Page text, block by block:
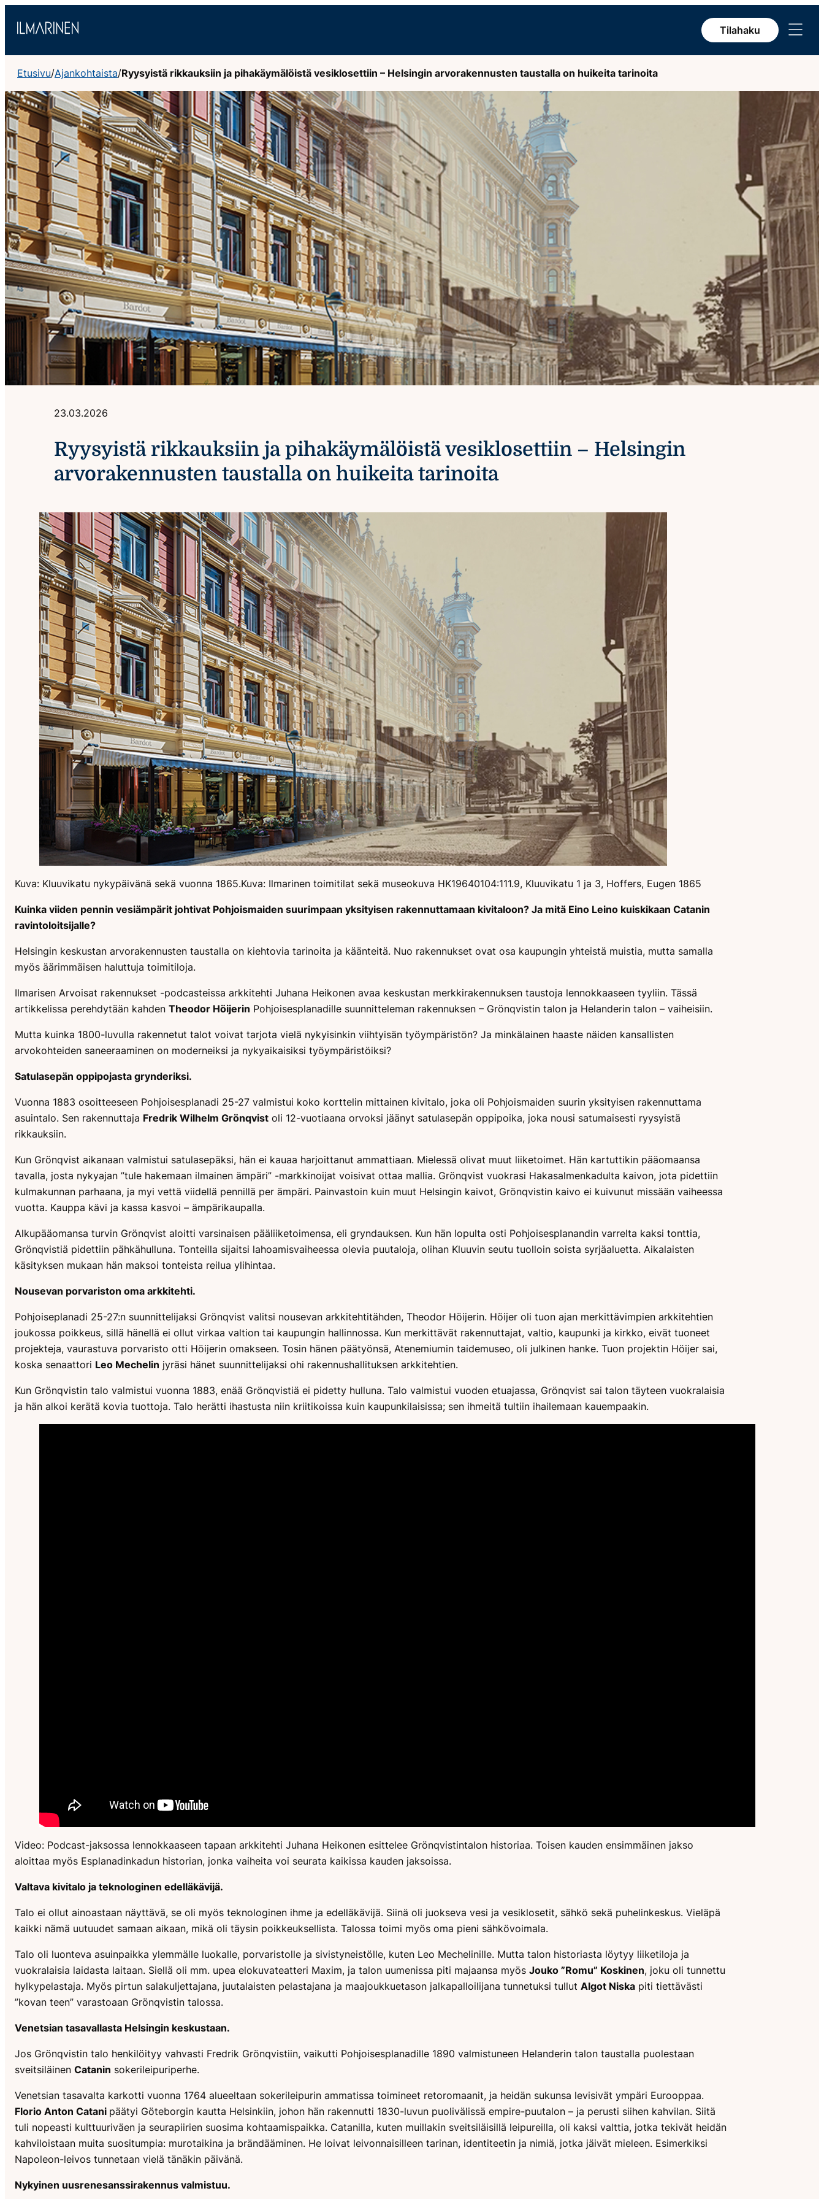
sisältöön
Tilahaku
Avaa
valikko
Etusivu/Ajankohtaista/Ryysyistä rikkauksiin ja pihakäymälöistä vesiklosettiin – Helsingin arvorakennusten taustalla on huikeita tarinoita
Ryysyistä rikkauksiin ja pihakäymälöistä vesiklosettiin – Helsingin
arvorakennusten taustalla on huikeita tarinoita
23.03.2026
Kuva: Kluuvikatu nykypäivänä sekä vuonna 1865.Kuva: Ilmarinen toimitilat sekä museokuva HK19640104:111.9, Kluuvikatu 1 ja 3, Hoffers, Eugen 1865
Kuinka viiden pennin vesiämpärit johtivat Pohjoismaiden suurimpaan yksityisen rakennuttamaan kivitaloon? Ja mitä Eino Leino kuiskikaan Catanin
ravintoloitsijalle?
Helsingin keskustan arvorakennusten taustalla on kiehtovia tarinoita ja käänteitä. Nuo rakennukset ovat osa kaupungin yhteistä muistia, mutta samalla
myös äärimmäisen haluttuja toimitiloja.
Ilmarisen Arvoisat rakennukset -podcasteissa arkkitehti Juhana Heikonen avaa keskustan merkkirakennuksen taustoja lennokkaaseen tyyliin. Tässä
artikkelissa perehdytään kahden Theodor Höijerin Pohjoisesplanadille suunnitteleman rakennuksen – Grönqvistin talon ja Helanderin talon – vaiheisiin.
Mutta kuinka 1800-luvulla rakennetut talot voivat tarjota vielä nykyisinkin viihtyisän työympäristön? Ja minkälainen haaste näiden kansallisten
arvokohteiden saneeraaminen on moderneiksi ja nykyaikaisiksi työympäristöiksi?
Satulasepän oppipojasta grynderiksi.
Vuonna 1883 osoitteeseen Pohjoisesplanadi 25-27 valmistui koko korttelin mittainen kivitalo, joka oli Pohjoismaiden suurin yksityisen rakennuttama
asuintalo. Sen rakennuttaja Fredrik Wilhelm Grönqvist oli 12-vuotiaana orvoksi jäänyt satulasepän oppipoika, joka nousi satumaisesti ryysyistä
rikkauksiin.
Kun Grönqvist aikanaan valmistui satulasepäksi, hän ei kauaa harjoittanut ammattiaan. Mielessä olivat muut liiketoimet. Hän kartuttikin pääomaansa
tavalla, josta nykyajan ”tule hakemaan ilmainen ämpäri” -markkinoijat voisivat ottaa mallia. Grönqvist vuokrasi Hakasalmenkadulta kaivon, jota pidettiin
kulmakunnan parhaana, ja myi vettä viidellä pennillä per ämpäri. Painvastoin kuin muut Helsingin kaivot, Grönqvistin kaivo ei kuivunut missään vaiheessa
vuotta. Kauppa kävi ja kassa kasvoi – ämpärikaupalla.
Alkupääomansa turvin Grönqvist aloitti varsinaisen pääliiketoimensa, eli gryndauksen. Kun hän lopulta osti Pohjoisesplanandin varrelta kaksi tonttia,
Grönqvistiä pidettiin pähkähulluna. Tonteilla sijaitsi lahoamisvaiheessa olevia puutaloja, olihan Kluuvin seutu tuolloin soista syrjäaluetta. Aikalaisten
käsityksen mukaan hän maksoi tonteista reilua ylihintaa.
Nousevan porvariston oma arkkitehti.
Pohjoiseplanadi 25-27:n suunnittelijaksi Grönqvist valitsi nousevan arkkitehtitähden, Theodor Höijerin. Höijer oli tuon ajan merkittävimpien arkkitehtien
joukossa poikkeus, sillä hänellä ei ollut virkaa valtion tai kaupungin hallinnossa. Kun merkittävät rakennuttajat, valtio, kaupunki ja kirkko, eivät tuoneet
projekteja, vaurastuva porvaristo otti Höijerin omakseen. Tosin hänen päätyönsä, Atenemiumin taidemuseo, oli julkinen hanke. Tuon projektin Höijer sai,
koska senaattori Leo Mechelin jyräsi hänet suunnittelijaksi ohi rakennushallituksen arkkitehtien.
Kun Grönqvistin talo valmistui vuonna 1883, enää Grönqvistiä ei pidetty hulluna. Talo valmistui vuoden etuajassa, Grönqvist sai talon täyteen vuokralaisia
ja hän alkoi kerätä kovia tuottoja. Talo herätti ihastusta niin kriitikoissa kuin kaupunkilaisissa; sen ihmeitä tultiin ihailemaan kauempaakin.
Video: Podcast-jaksossa lennokkaaseen tapaan arkkitehti Juhana Heikonen esittelee Grönqvistintalon historiaa. Toisen kauden ensimmäinen jakso
aloittaa myös Esplanadinkadun historian, jonka vaiheita voi seurata kaikissa kauden jaksoissa.
Valtava kivitalo ja teknologinen edelläkävijä.
Talo ei ollut ainoastaan näyttävä, se oli myös teknologinen ihme ja edelläkävijä. Siinä oli juokseva vesi ja vesiklosetit, sähkö sekä puhelinkeskus. Vieläpä
kaikki nämä uutuudet samaan aikaan, mikä oli täysin poikkeuksellista. Talossa toimi myös oma pieni sähkövoimala.
Talo oli luonteva asuinpaikka ylemmälle luokalle, porvaristolle ja sivistyneistölle, kuten Leo Mechelinille. Mutta talon historiasta löytyy liiketiloja ja
vuokralaisia laidasta laitaan. Siellä oli mm. upea elokuvateatteri Maxim, ja talon uumenissa piti majaansa myös Jouko ”Romu” Koskinen, joku oli tunnettu
hylkypelastaja. Myös pirtun salakuljettajana, juutalaisten pelastajana ja maajoukkuetason jalkapalloilijana tunnetuksi tullut Algot Niska piti tiettävästi
”kovan teen” varastoaan Grönqvistin talossa.
Venetsian tasavallasta Helsingin keskustaan.
Jos Grönqvistin talo henkilöityy vahvasti Fredrik Grönqvistiin, vaikutti Pohjoisesplanadille 1890 valmistuneen Helanderin talon taustalla puolestaan
sveitsiläinen Catanin sokerileipuriperhe.
Venetsian tasavalta karkotti vuonna 1764 alueeltaan sokerileipurin ammatissa toimineet retoromaanit, ja heidän sukunsa levisivät ympäri Eurooppaa.
Florio Anton Catani päätyi Göteborgin kautta Helsinkiin, johon hän rakennutti 1830-luvun puolivälissä empire-puutalon – ja perusti siihen kahvilan. Siitä
tuli nopeasti kulttuuriväen ja seurapiirien suosima kohtaamispaikka. Catanilla, kuten muillakin sveitsiläisillä leipureilla, oli kaksi valttia, jotka tekivät heidän
kahviloistaan muita suositumpia: murotaikina ja brändääminen. He loivat leivonnaisilleen tarinan, identiteetin ja nimiä, jotka jäivät mieleen. Esimerkiksi
Napoleon-leivos tunnetaan vielä tänäkin päivänä.
Nykyinen uusrenesanssirakennus valmistuu.